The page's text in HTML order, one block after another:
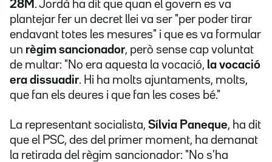
28M . Jordà ha dit que quan el govern es va
plantejar fer un decret llei va ser "per poder tirar
endavant totes les mesures" i que es va formular
un règim sancionador, però sense cap voluntat
de multar: "No era aquesta la vocació, la vocació
era dissuadir. Hi ha molts ajuntaments, molts,
que fan els deures i que fan les coses bé."
La representant socialista, Sílvia Paneque, ha dit
que el PSC, des del primer moment, ha demanat
la retirada del règim sancionador: "No s'ha